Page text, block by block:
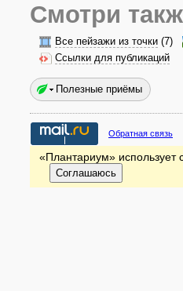
Смотри
Все пейзажи из точки (7)
Ссылки для публикаций
Полезные приёмы
Обратная связь
«Плантариум» использует
Соглашаюсь